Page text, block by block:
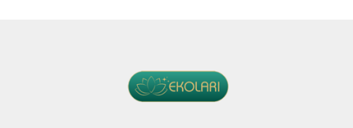
მოცულობა: 1000 მლ.
რაოდენობა შეფუთვაში: 16
არომატი: ლიმონი.